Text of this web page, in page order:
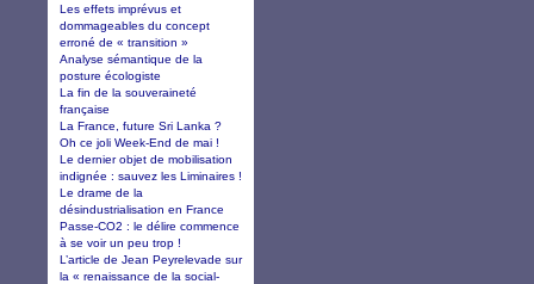
Les effets imprévus et
dommageables du concept
erroné de « transition »
Analyse sémantique de la
posture écologiste
La fin de la souveraineté
française
La France, future Sri Lanka ?
Oh ce joli Week-End de mai !
Le dernier objet de mobilisation
indignée : sauvez les Liminaires !
Le drame de la
désindustrialisation en France
Passe-CO2 : le délire commence
à se voir un peu trop !
L’article de Jean Peyrelevade sur
la « renaissance de la social-